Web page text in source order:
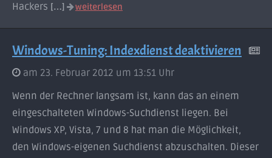
Hackers […] weiterlesen
Windows-Tuning: Indexdienst deaktivieren
am 23. Februar 2012 um 13:51 Uhr
Wenn der Rechner langsam ist, kann das an einem
eingeschalteten Windows-Suchdienst liegen. Bei
Windows XP, Vista, 7 und 8 hat man die Möglichkeit,
den Windows-eigenen Suchdienst abzuschalten. Dieser